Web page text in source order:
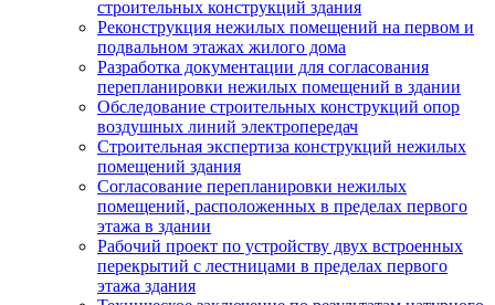
строительных конструкций здания
Реконструкция нежилых помещений на первом и
подвальном этажах жилого дома
Разработка документации для согласования
перепланировки нежилых помещений в здании
Обследование строительных конструкций опор
воздушных линий электропередач
Строительная экспертиза конструкций нежилых
помещений здания
Согласование перепланировки нежилых
помещений, расположенных в пределах первого
этажа в здании
Рабочий проект по устройству двух встроенных
перекрытий с лестницами в пределах первого
этажа здания